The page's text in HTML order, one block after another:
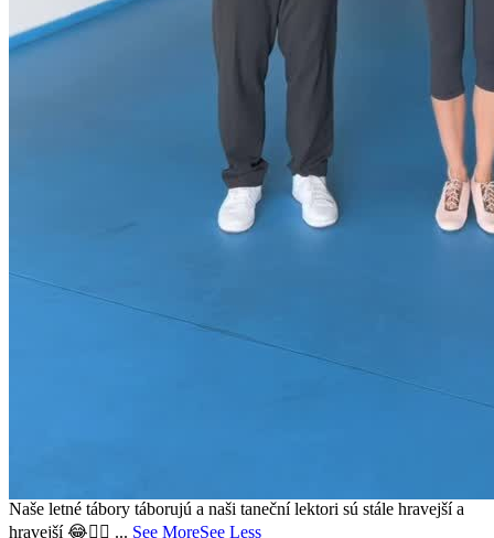
Naše letné tábory táborujú a naši taneční lektori sú stále hravejší a
hravejší 😂👌🏻 ... See MoreSee Less